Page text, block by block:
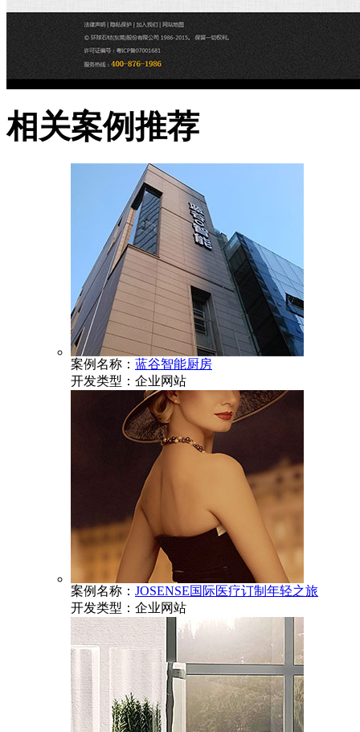
相关案例推荐
案例名称： 蓝谷智能厨房
开发类型： 企业网站
案例名称： JOSENSE国际医疗订制年轻之旅
开发类型： 企业网站